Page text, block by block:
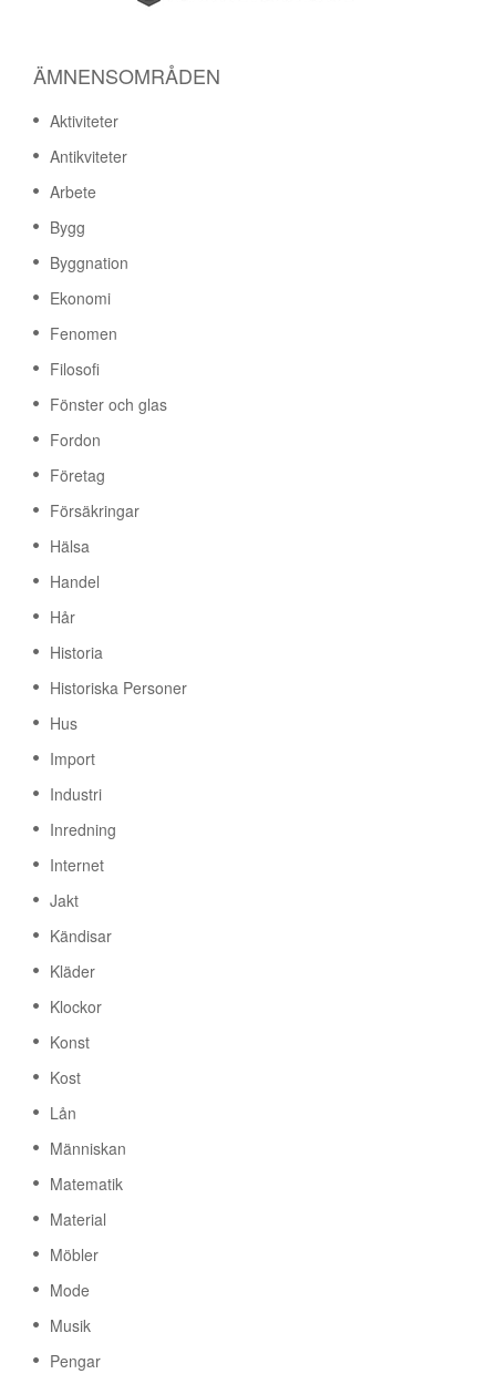
ÄMNENSOMRÅDEN
Aktiviteter
Antikviteter
Arbete
Bygg
Byggnation
Ekonomi
Fenomen
Filosofi
Fönster och glas
Fordon
Företag
Försäkringar
Hälsa
Handel
Hår
Historia
Historiska Personer
Hus
Import
Industri
Inredning
Internet
Jakt
Kändisar
Kläder
Klockor
Konst
Kost
Lån
Människan
Matematik
Material
Möbler
Mode
Musik
Pengar